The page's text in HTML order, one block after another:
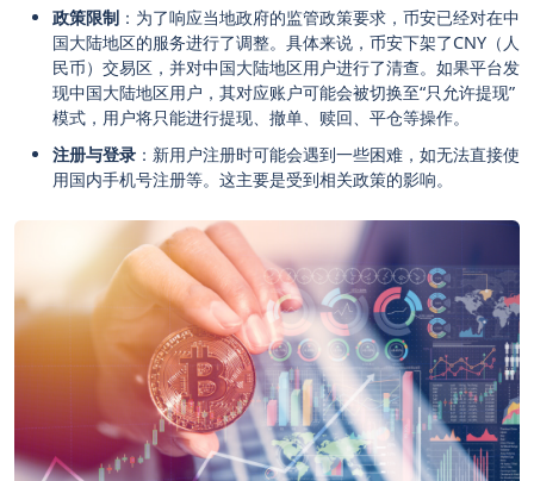
政策限制 ：为了响应当地政府的监管政策要求，币安已经对在中
国大陆地区的服务进行了调整。具体来说，币安下架了CNY（人
民币）交易区，并对中国大陆地区用户进行了清查。如果平台发
现中国大陆地区用户，其对应账户可能会被切换至“只允许提现”
模式，用户将只能进行提现、撤单、赎回、平仓等操作。
注册与登录 ：新用户注册时可能会遇到一些困难，如无法直接使
用国内手机号注册等。这主要是受到相关政策的影响。